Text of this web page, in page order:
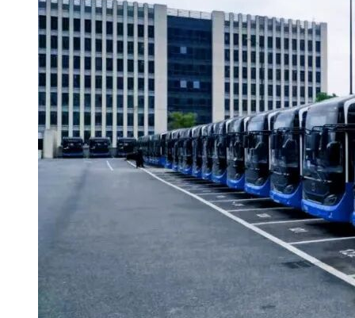
2.公告发布媒体：
中国采购与招标网、全国公共资源交易平台(广西·钦州)、广西
壮族自治区招标投标公共服务平台。
八、凡对本次公告内容提出询问，请按以下方式联系。
1.采购人信息
招标人名称：钦州市开投公共交通有限公司
地址：钦州市子材东大街北面、富民路东面、蓬莱大道西面
联系方式：王红艳 0777-3811093
名 称：广西翔正项目管理有限公司
地址：钦州市新华路268号江滨豪园10栋27层2703室